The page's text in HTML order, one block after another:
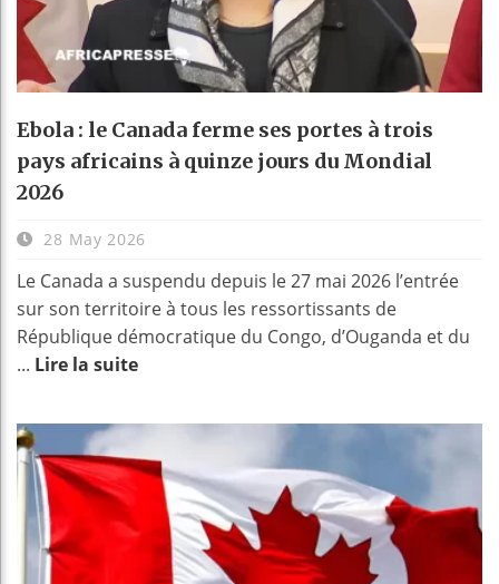
Ebola : le Canada ferme ses portes à trois
pays africains à quinze jours du Mondial
2026
28 May 2026
Le Canada a suspendu depuis le 27 mai 2026 l’entrée
sur son territoire à tous les ressortissants de
République démocratique du Congo, d’Ouganda et du
... Lire la suite